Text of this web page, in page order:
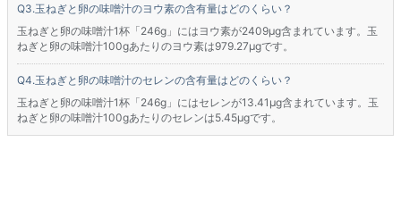
玉ねぎと卵の味噌汁のヨウ素の含有量はどのくらい？
玉ねぎと卵の味噌汁1杯「246g」にはヨウ素が2409μg含まれています。玉
ねぎと卵の味噌汁100gあたりのヨウ素は979.27μgです。
玉ねぎと卵の味噌汁のセレンの含有量はどのくらい？
玉ねぎと卵の味噌汁1杯「246g」にはセレンが13.41μg含まれています。玉
ねぎと卵の味噌汁100gあたりのセレンは5.45μgです。